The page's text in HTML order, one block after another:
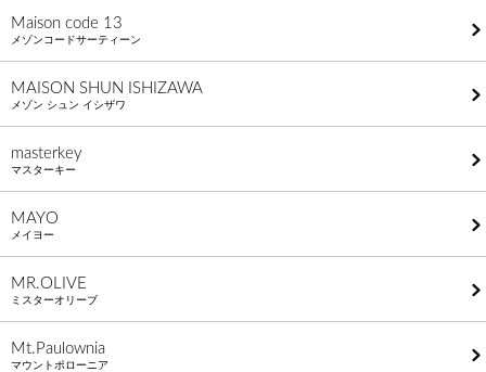
Maison code 13
メゾンコードサーティーン
MAISON SHUN ISHIZAWA
メゾン シュン イシザワ
masterkey
マスターキー
MAYO
メイヨー
MR.OLIVE
ミスターオリーブ
Mt.Paulownia
マウントポローニア